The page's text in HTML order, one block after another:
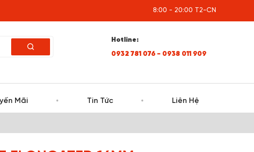
8:00 - 20:00 T2-CN
Hotline:
0932 781 076 - 0938 011 909
Mãi Tin Tức Liên Hệ